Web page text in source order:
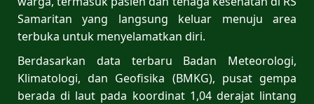
Samaritan yang langsung keluar menuju area
terbuka untuk menyelamatkan diri.
Berdasarkan data terbaru Badan Meteorologi,
Klimatologi, dan Geofisika (BMKG), pusat gempa
berada di laut pada koordinat 1,04 derajat lintang